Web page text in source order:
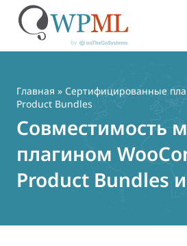
содержимому
Главная » Сертифицированные
Product Bundles
Совместимость
плагином
Product Bundles